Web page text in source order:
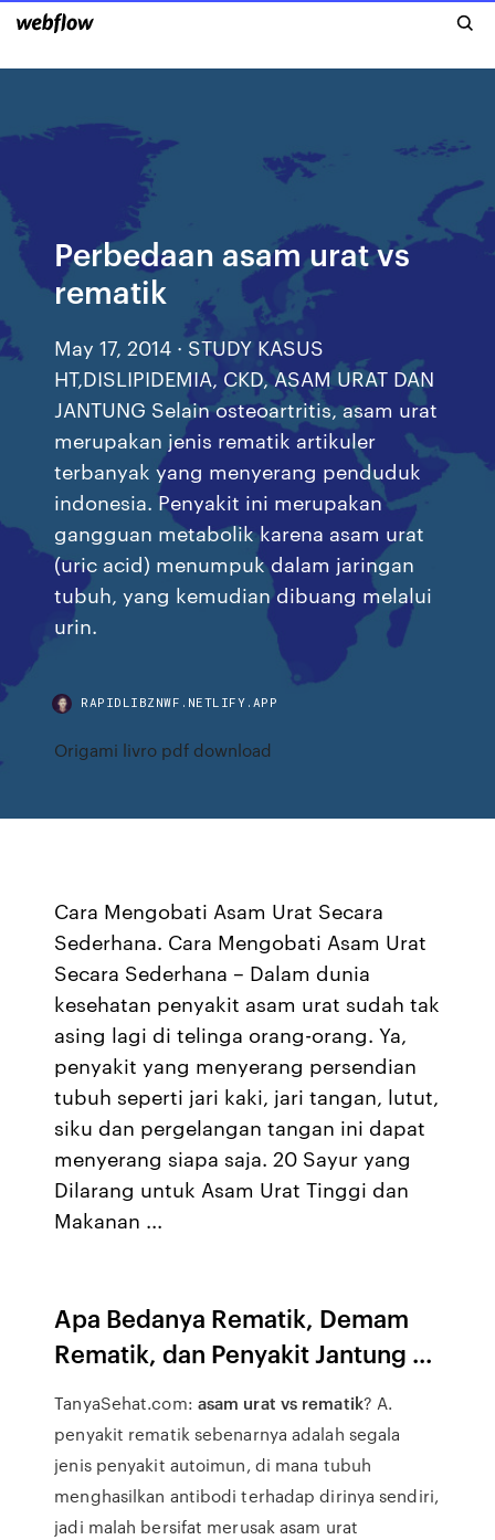
Perbedaan asam urat vs
rematik
May 17, 2014 · STUDY KASUS
HT,DISLIPIDEMIA, CKD, ASAM URAT DAN
JANTUNG Selain osteoartritis, asam urat
merupakan jenis rematik artikuler
terbanyak yang menyerang penduduk
indonesia. Penyakit ini merupakan
gangguan metabolik karena asam urat
(uric acid) menumpuk dalam jaringan
tubuh, yang kemudian dibuang melalui
urin.
RAPIDLIBZNWF.NETLIFY.APP
Origami livro pdf download
Cara Mengobati Asam Urat Secara
Sederhana. Cara Mengobati Asam Urat
Secara Sederhana – Dalam dunia
kesehatan penyakit asam urat sudah tak
asing lagi di telinga orang-orang. Ya,
penyakit yang menyerang persendian
tubuh seperti jari kaki, jari tangan, lutut,
siku dan pergelangan tangan ini dapat
menyerang siapa saja. 20 Sayur yang
Dilarang untuk Asam Urat Tinggi dan
Makanan ...
Apa Bedanya Rematik, Demam
Rematik, dan Penyakit Jantung ...
TanyaSehat.com: asam urat vs rematik? A.
penyakit rematik sebenarnya adalah segala
jenis penyakit autoimun, di mana tubuh
menghasilkan antibodi terhadap dirinya sendiri,
jadi malah bersifat merusak asam urat